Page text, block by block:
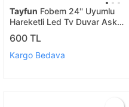
Tayfun Fobem 24'' Uyumlu
Hareketli Led Tv Duvar Askı
Aparatı
600 TL
Kargo Bedava